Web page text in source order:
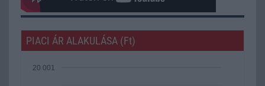
PIACI ÁR ALAKULÁSA (Ft)
20 001